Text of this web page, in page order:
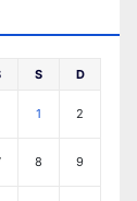
S D
1 2
8 9